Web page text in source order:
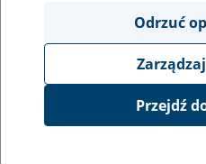
Ukryj wszystkie
Odrzuć
Przejdź